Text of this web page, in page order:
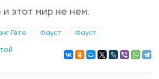
и этот мир не нем.
Гёте Фауст Фауст